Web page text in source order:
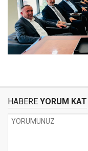
HABERE YORUM KAT